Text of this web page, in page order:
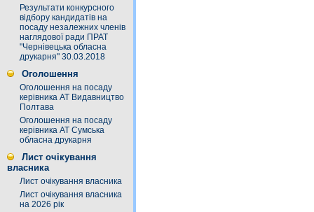
Результати конкурсного
відбору кандидатів на
посаду незалежних членів
наглядової ради ПРАТ
"Чернівецька обласна
друкарня" 30.03.2018
Оголошення
Оголошення на посаду
керівника АТ Видавництво
Полтава
Оголошення на посаду
керівника АТ Сумська
обласна друкарня
Лист очікування
власника
Лист очікування власника
Лист очікування власника
на 2026 рік